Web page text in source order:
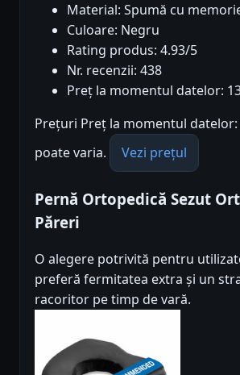
Material: Spumă cu
Culoare: Negru
Rating produs: 4.93/5
Nr. recenzii: 438
Preț la momentul datelor:
Prețuri Preț la momentul datelor:
poate varia.
Vezi prețul
Pernă Ortopedică Sezut
Păreri
O alegere potrivită pentru
preferă fermitatea extra și un
racoritor pe timp de vară.